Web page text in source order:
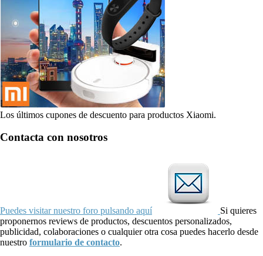
Los últimos cupones de descuento para productos Xiaomi.
Contacta con nosotros
Puedes visitar nuestro foro pulsando aquí
Si quieres
proponernos reviews de productos, descuentos personalizados,
publicidad, colaboraciones o cualquier otra cosa puedes hacerlo desde
nuestro formulario de contacto.